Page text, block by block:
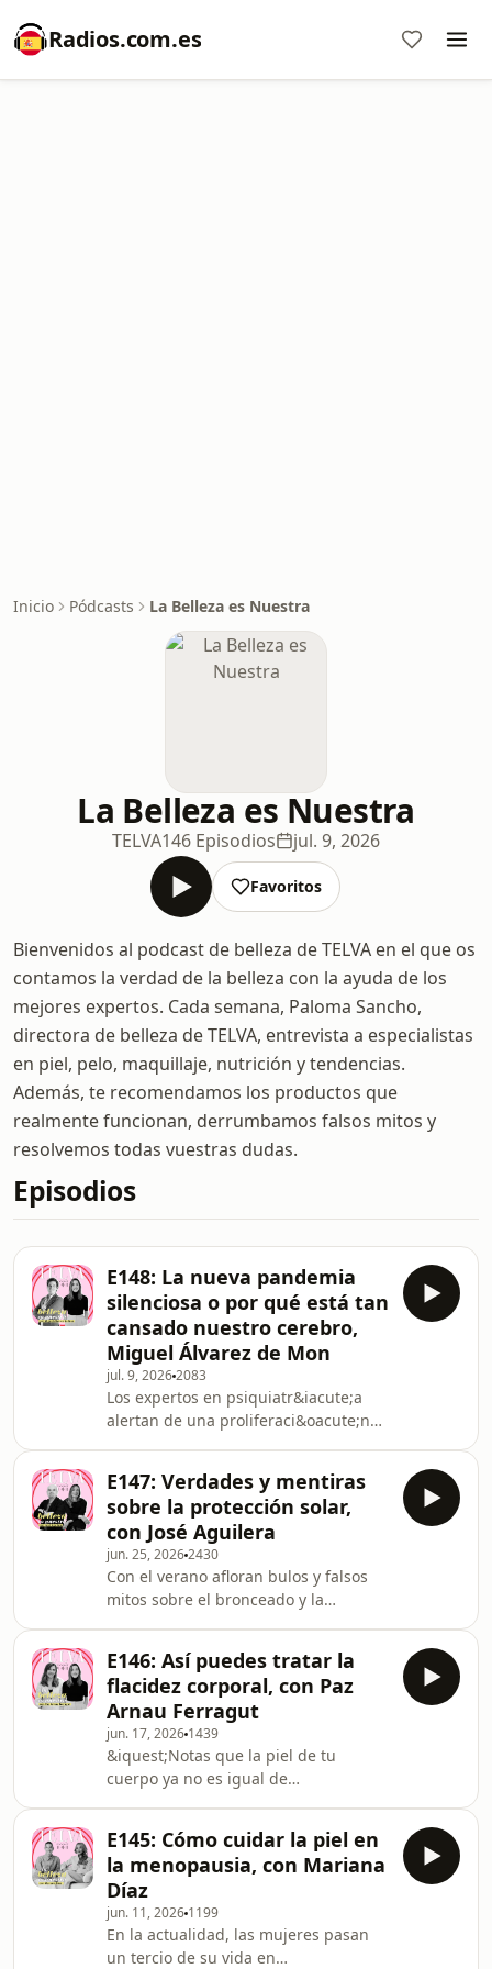
Radios.com.es
Inicio Pódcasts La Belleza es Nuestra
La Belleza es Nuestra
TELVA146 Episodios jul. 9, 2026
Favoritos
Bienvenidos al podcast de belleza de TELVA en el que os
contamos la verdad de la belleza con la ayuda de los
mejores expertos. Cada semana, Paloma Sancho,
directora de belleza de TELVA, entrevista a especialistas
en piel, pelo, maquillaje, nutrición y tendencias.
Además, te recomendamos los productos que
realmente funcionan, derrumbamos falsos mitos y
resolvemos todas vuestras dudas.
Episodios
E148: La nueva pandemia
silenciosa o por qué está tan
cansado nuestro cerebro,
Miguel Álvarez de Mon
jul. 9, 20262083
Los expertos en psiquiatr&iacute;a
alertan de una proliferaci&oacute;n
frecuen&shy;tes: cansancio mental,
dificultad de concentraci&oacute;n,
irritabilidad, sensaci&oacute;n de
vac&iacute;o, de agotamiento, de
estar saturado, incapacidad para
disfrutar de lo sencillo o cotidiano, de
estar a mil... &iquest;Te suena? Tu
mente puede estar sobr
E147: Verdades y mentiras
sobre la protección solar,
con José Aguilera
jun. 25, 20262430
Con el verano afloran bulos y falsos
mitos sobre el bronceado y la
escuchado en redes a famosos que
minimizan los riesgos de la
exposici&oacute;n e, incluso,
cuestionan la evidencia
cient&iacute;fica que avala la
relaci&oacute;n entre
exposici&oacute;n solar y
c&aacute;ncer de piel. Pero los datos
hablan por s&iacute; solos: este a
E146: Así puedes tratar la
flacidez corporal, con Paz
Arnau Ferragut
jun. 17, 2026 1439
&iquest;Notas que la piel de tu
cuerpo ya no es igual de
hacer ejercicio, la sigues sintiendo
fl&aacute;cida? A partir de los 30
a&ntilde;os la p&eacute;rdida de
col&aacute;geno hace estragos en la
dermis y, con 40, la piel deja de tener
esa turgencia. Sobre c&oacute;mo
E145: Cómo cuidar la piel en
la menopausia, con Mariana
Díaz
jun. 11, 2026 1199
En la actualidad, las mujeres pasan
un tercio de su vida en